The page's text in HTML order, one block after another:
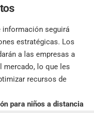
información seguirá
estratégicas. Los
a las empresas a
mercado, lo que les
recursos de
para niños a distancia